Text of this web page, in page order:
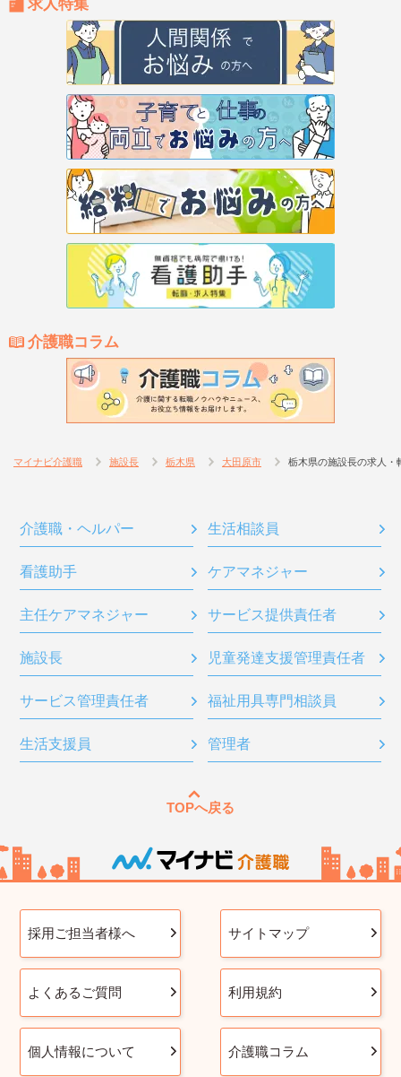
求人特集
介護職コラム
マイナビ介護職 施設長 栃木県 大田原市 栃木県の施設長の求人・
介護職・ヘルパー 生活相談員
看護助手 ケアマネジャー
主任ケアマネジャー サービス提供責任者
施設長 児童発達支援管理責任者
サービス管理責任者 福祉用具専門相談員
生活支援員 管理者
TOPへ戻る
採用ご担当者様へ サイトマップ
よくあるご質問 利用規約
個人情報について 介護職コラム